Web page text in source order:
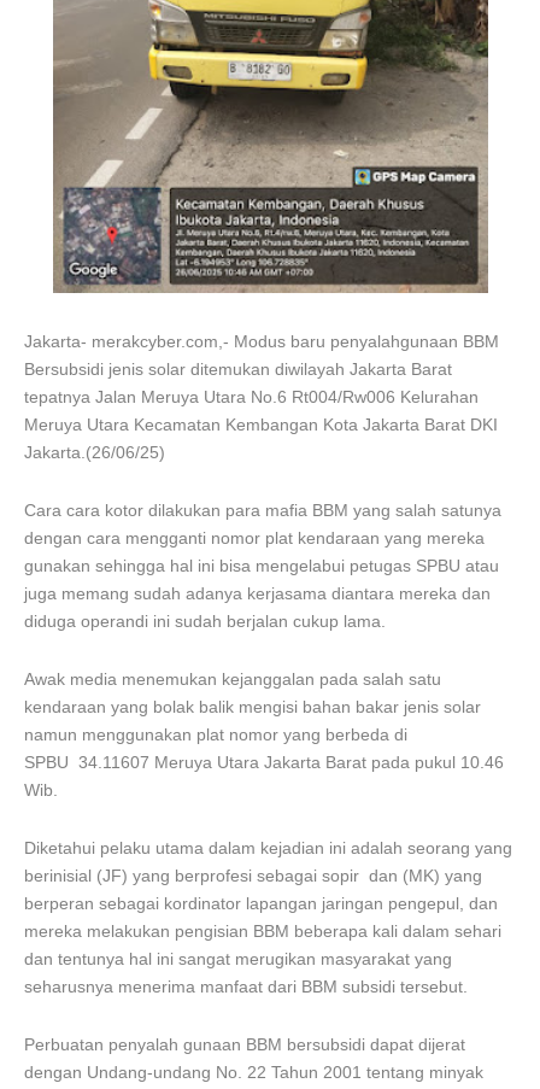
Jakarta- merakcyber.com,- Modus baru penyalahgunaan BBM
Bersubsidi jenis solar ditemukan diwilayah Jakarta Barat
tepatnya Jalan Meruya Utara No.6 Rt004/Rw006 Kelurahan
Meruya Utara Kecamatan Kembangan Kota Jakarta Barat DKI
Jakarta.(26/06/25)
Cara cara kotor dilakukan para mafia BBM yang salah satunya
dengan cara mengganti nomor plat kendaraan yang mereka
gunakan sehingga hal ini bisa mengelabui petugas SPBU atau
juga memang sudah adanya kerjasama diantara mereka dan
diduga operandi ini sudah berjalan cukup lama.
Awak media menemukan kejanggalan pada salah satu
kendaraan yang bolak balik mengisi bahan bakar jenis solar
namun menggunakan plat nomor yang berbeda di
SPBU 34.11607 Meruya Utara Jakarta Barat pada pukul 10.46
Wib.
Diketahui pelaku utama dalam kejadian ini adalah seorang yang
berinisial (JF) yang berprofesi sebagai sopir dan (MK) yang
berperan sebagai kordinator lapangan jaringan pengepul, dan
mereka melakukan pengisian BBM beberapa kali dalam sehari
dan tentunya hal ini sangat merugikan masyarakat yang
seharusnya menerima manfaat dari BBM subsidi tersebut.
Perbuatan penyalah gunaan BBM bersubsidi dapat dijerat
dengan Undang-undang No. 22 Tahun 2001 tentang minyak